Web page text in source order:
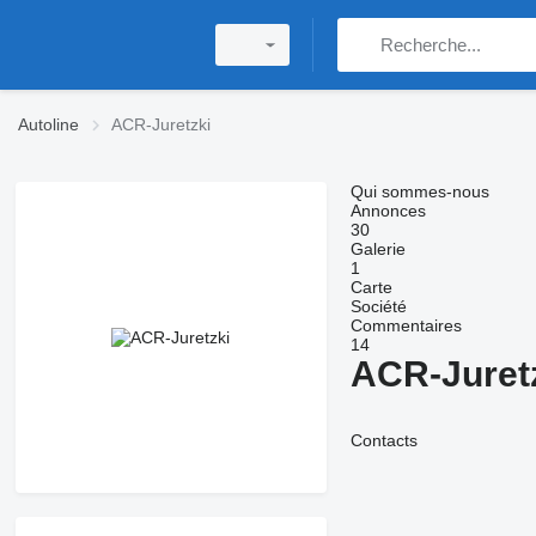
Autoline ACR-Juretzki
Qui sommes-nous
Annonces
30
Galerie
1
Carte
Société
Commentaires
14
ACR-
Contacts